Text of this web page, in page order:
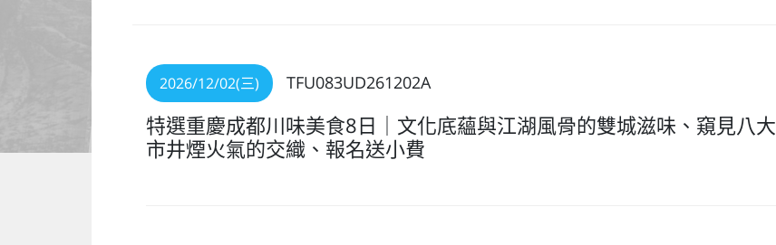
2026/12/02(三) TFU083UD261202A
特選重慶成都川味美食8日｜文化底蘊與江湖風骨的雙城滋味、窺見八
市井煙火氣的交織、報名送小費